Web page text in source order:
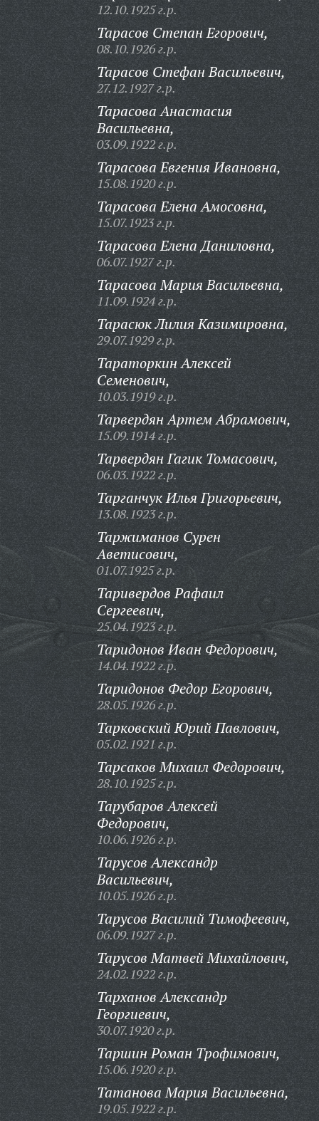
12.10.1925 г.р.
Тарасов Степан Егорович,
08.10.1926 г.р.
Тарасов Стефан Васильевич,
27.12.1927 г.р.
Тарасова Анастасия
Васильевна,
03.09.1922 г.р.
Тарасова Евгения Ивановна,
15.08.1920 г.р.
Тарасова Елена Амосовна,
15.07.1923 г.р.
Тарасова Елена Даниловна,
06.07.1927 г.р.
Тарасова Мария Васильевна,
11.09.1924 г.р.
Тарасюк Лилия Казимировна,
29.07.1929 г.р.
Тараторкин Алексей
Семенович,
10.03.1919 г.р.
Тарвердян Артем Абрамович,
15.09.1914 г.р.
Тарвердян Гагик Томасович,
06.03.1922 г.р.
Тарганчук Илья Григорьевич,
13.08.1923 г.р.
Таржиманов Сурен
Аветисович,
01.07.1925 г.р.
Таривердов Рафаил
Сергеевич,
25.04.1923 г.р.
Таридонов Иван Федорович,
14.04.1922 г.р.
Таридонов Федор Егорович,
28.05.1926 г.р.
Тарковский Юрий Павлович,
05.02.1921 г.р.
Тарсаков Михаил Федорович,
28.10.1925 г.р.
Тарубаров Алексей
Федорович,
10.06.1926 г.р.
Тарусов Александр
Васильевич,
10.05.1926 г.р.
Тарусов Василий Тимофеевич,
06.09.1927 г.р.
Тарусов Матвей Михайлович,
24.02.1922 г.р.
Тарханов Александр
Георгиевич,
30.07.1920 г.р.
Таршин Роман Трофимович,
15.06.1920 г.р.
Татанова Мария Васильевна,
19.05.1922 г.р.